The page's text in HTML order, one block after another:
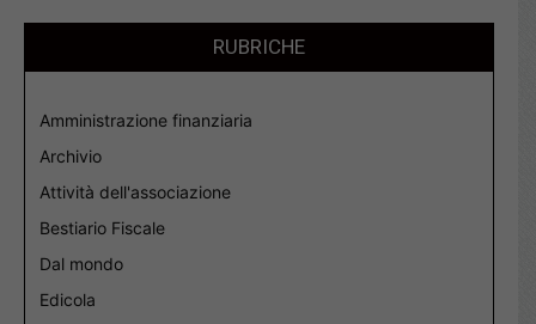
RUBRICHE
Amministrazione finanziaria
Archivio
Attività dell'associazione
Bestiario Fiscale
Dal mondo
Edicola